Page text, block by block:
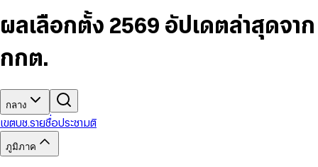
7
8
5
6
8
9
6
7
9
5
6
8
9
9
ผลเลือกตั้ง 2569 อัปเดตล่าสุดจาก
กกต.
กลาง
เขตบช.รายชื่อประชามติ
ภูมิภาค